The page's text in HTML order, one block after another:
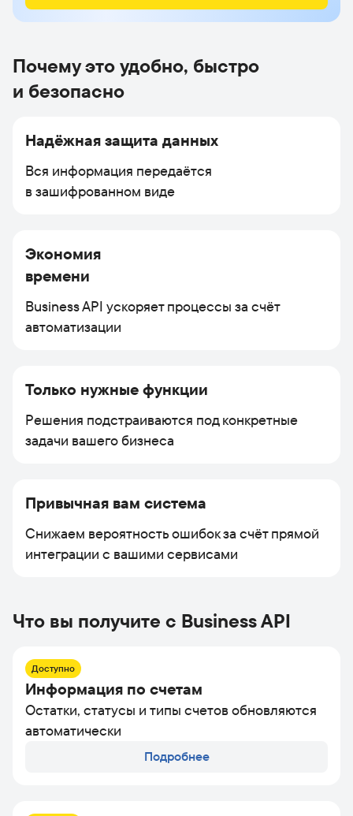
Почему это удобно, быстро
и безопасно
Надёжная защита данных
Вся информация передаётся
в зашифрованном виде
Экономия
времени
Business API ускоряет процессы за счёт
автоматизации
Только нужные функции
Решения подстраиваются под конкретные
задачи вашего бизнеса
Привычная вам система
Снижаем вероятность ошибок за счёт прямой
интеграции с вашими сервисами
Что вы получите с Business API
Доступно
Информация по счетам
Остатки, статусы и типы счетов обновляются
автоматически
Подробнее